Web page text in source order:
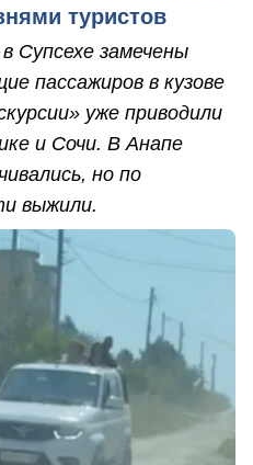
туристов
Супсехе замечены
пассажиров в кузове
уже приводили
и Сочи. В Анапе
но по
выжили.